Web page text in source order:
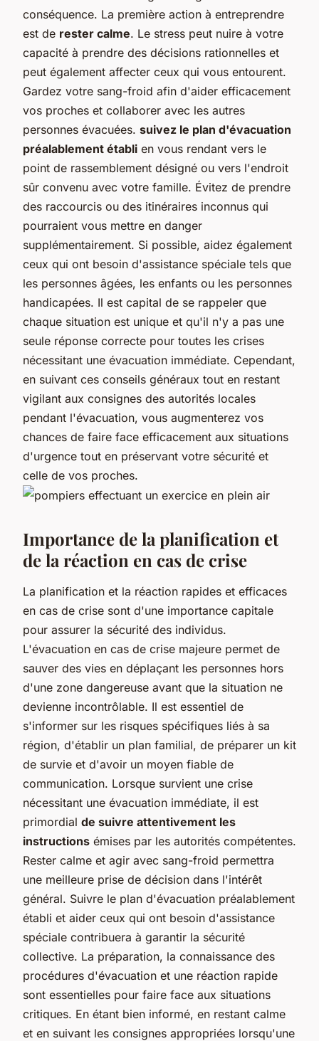
conséquence. La première action à entreprendre
est de rester calme. Le stress peut nuire à votre
capacité à prendre des décisions rationnelles et
peut également affecter ceux qui vous entourent.
Gardez votre sang-froid afin d'aider efficacement
vos proches et collaborer avec les autres
personnes évacuées. suivez le plan d'évacuation
préalablement établi en vous rendant vers le
point de rassemblement désigné ou vers l'endroit
sûr convenu avec votre famille. Évitez de prendre
des raccourcis ou des itinéraires inconnus qui
pourraient vous mettre en danger
supplémentairement. Si possible, aidez également
ceux qui ont besoin d'assistance spéciale tels que
les personnes âgées, les enfants ou les personnes
handicapées. Il est capital de se rappeler que
chaque situation est unique et qu'il n'y a pas une
seule réponse correcte pour toutes les crises
nécessitant une évacuation immédiate. Cependant,
en suivant ces conseils généraux tout en restant
vigilant aux consignes des autorités locales
pendant l'évacuation, vous augmenterez vos
chances de faire face efficacement aux situations
d'urgence tout en préservant votre sécurité et
celle de vos proches.
Importance de la planification et
de la réaction en cas de crise
La planification et la réaction rapides et efficaces
en cas de crise sont d'une importance capitale
pour assurer la sécurité des individus.
L'évacuation en cas de crise majeure permet de
sauver des vies en déplaçant les personnes hors
d'une zone dangereuse avant que la situation ne
devienne incontrôlable. Il est essentiel de
s'informer sur les risques spécifiques liés à sa
région, d'établir un plan familial, de préparer un kit
de survie et d'avoir un moyen fiable de
communication. Lorsque survient une crise
nécessitant une évacuation immédiate, il est
primordial de suivre attentivement les
instructions émises par les autorités compétentes.
Rester calme et agir avec sang-froid permettra
une meilleure prise de décision dans l'intérêt
général. Suivre le plan d'évacuation préalablement
établi et aider ceux qui ont besoin d'assistance
spéciale contribuera à garantir la sécurité
collective. La préparation, la connaissance des
procédures d'évacuation et une réaction rapide
sont essentielles pour faire face aux situations
critiques. En étant bien informé, en restant calme
et en suivant les consignes appropriées lorsqu'une